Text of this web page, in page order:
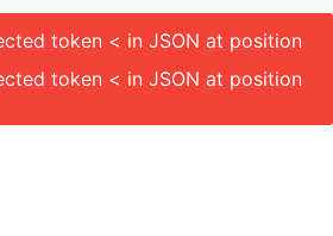
token < in JSON at position
token < in JSON at position